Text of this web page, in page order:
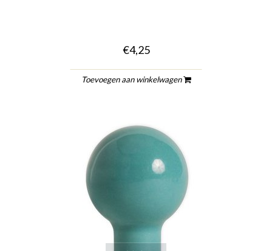
€4,25
Toevoegen aan winkelwagen